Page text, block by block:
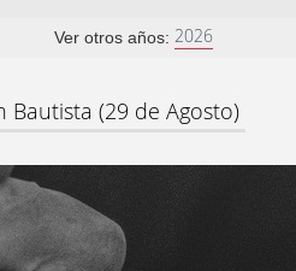
Ver otros años: 2026
Bautista (29 de Agosto)